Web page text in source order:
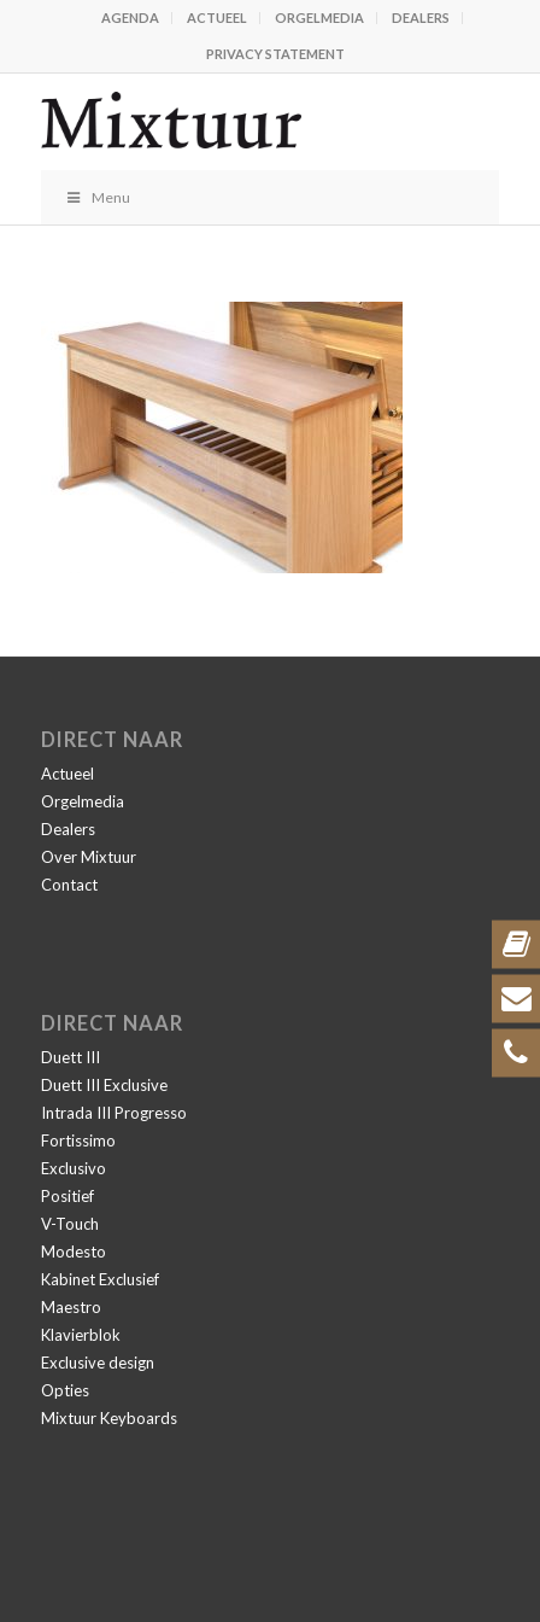
AGENDA ACTUEEL ORGELMEDIA DEALERS
PRIVACY STATEMENT
Menu
DIRECT NAAR
Actueel
Orgelmedia
Dealers
Over Mixtuur
Contact
DIRECT NAAR
Duett III
Duett III Exclusive
Intrada III Progresso
Fortissimo
Exclusivo
Positief
V-Touch
Modesto
Kabinet Exclusief
Maestro
Klavierblok
Exclusive design
Opties
Mixtuur Keyboards